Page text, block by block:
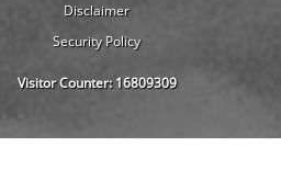
Disclaimer
Security Policy
Visitor Counter:16809309